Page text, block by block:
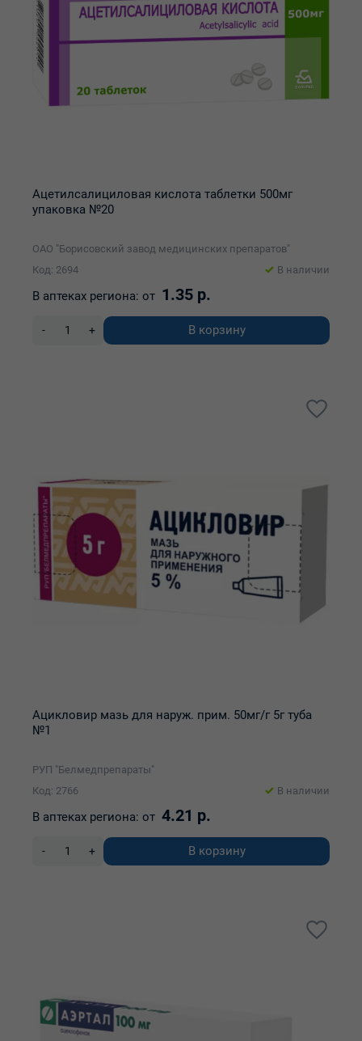
Ацетилсалициловая кислота таблетки 500мг
упаковка №20
ОАО "Борисовский завод медицинских препаратов"
Код: 2694
В наличии
В аптеках региона: от 1.35 р.
- + В корзину
Ацикловир мазь для наруж. прим. 50мг/г 5г туба
№1
РУП "Белмедпрепараты"
Код: 2766
В наличии
В аптеках региона: от 4.21 р.
- + В корзину